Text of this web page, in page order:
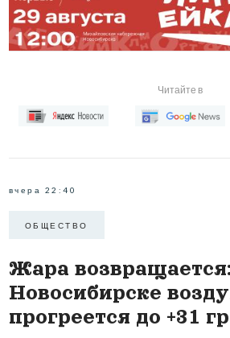
Читайте в
вчера 22:40
ОБЩЕСТВО
Жара
Новосибирске
прогреется до +31